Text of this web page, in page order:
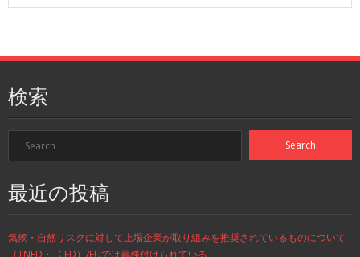
検索
最近の投稿
気候・自然リスクに対して上場企業が取り組みを推奨されているものについて
（TNFD・TCFD）/EUでは義務付けられている